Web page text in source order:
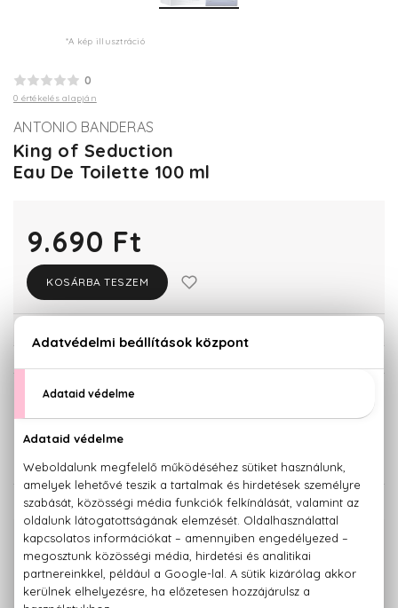
*A kép illusztráció
0
0 értékelés alapján
ANTONIO BANDERAS
King of Seduction
Eau De Toilette 100 ml
9.690 Ft
KOSÁRBA TESZEM
KISZERELÉS KIVÁLASZTÁSA
KAPCSOLÓDÓ TERMÉKEK
100% eredeti termékek,14 napos visszaküldési garanciával
Kérdésed van, elakadtál? Hívd ügyfélszolgálatunkat: +36 20
779 1926